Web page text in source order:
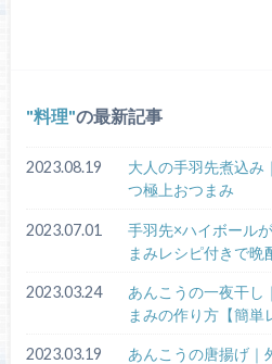
料理 の最新記事
2023.08.19
大人の手羽先煮込み
つ極上おつまみ
2023.07.01
手羽先×ハイボール
まみレシピ付きで晩
2023.03.24
あんこうの一夜干し
まみの作り方【簡単
2023.03.19
あんこうの唐揚げ｜